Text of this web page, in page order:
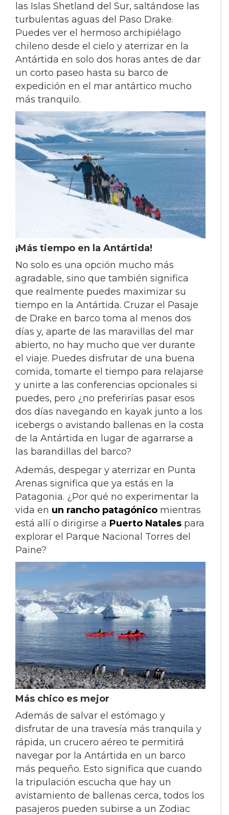
las Islas Shetland del Sur, saltándose las
turbulentas aguas del Paso Drake.
Puedes ver el hermoso archipiélago
chileno desde el cielo y aterrizar en la
Antártida en solo dos horas antes de dar
un corto paseo hasta su barco de
expedición en el mar antártico mucho
más tranquilo.
¡Más tiempo en la Antártida!
No solo es una opción mucho más
agradable, sino que también significa
que realmente puedes maximizar su
tiempo en la Antártida. Cruzar el Pasaje
de Drake en barco toma al menos dos
días y, aparte de las maravillas del mar
abierto, no hay mucho que ver durante
el viaje. Puedes disfrutar de una buena
comida, tomarte el tiempo para relajarse
y unirte a las conferencias opcionales si
puedes, pero ¿no preferirías pasar esos
dos días navegando en kayak junto a los
icebergs o avistando ballenas en la costa
de la Antártida en lugar de agarrarse a
las barandillas del barco?
Además, despegar y aterrizar en Punta
Arenas significa que ya estás en la
Patagonia. ¿Por qué no experimentar la
vida en un rancho patagónico mientras
está allí o dirigirse a Puerto Natales para
explorar el Parque Nacional Torres del
Paine?
Más chico es mejor
Además de salvar el estómago y
disfrutar de una travesía más tranquila y
rápida, un crucero aéreo te permitirá
navegar por la Antártida en un barco
más pequeño. Esto significa que cuando
la tripulación escucha que hay un
avistamiento de ballenas cerca, todos los
pasajeros pueden subirse a un Zodiac